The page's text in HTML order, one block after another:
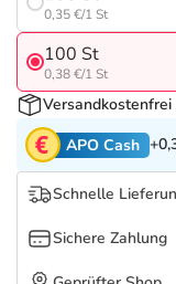
Tierapotheke
Vitamine &
Marken
Salus Deals
0,35 €/1 St
100 St
0,38 €/1 St
Versandkostenfrei
APO Cash
Schnelle
Sichere Zahlung